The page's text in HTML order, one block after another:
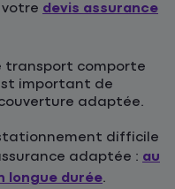
devis assurance
transport comporte
important de
adaptée.
difficile
adaptée : au
longue durée.